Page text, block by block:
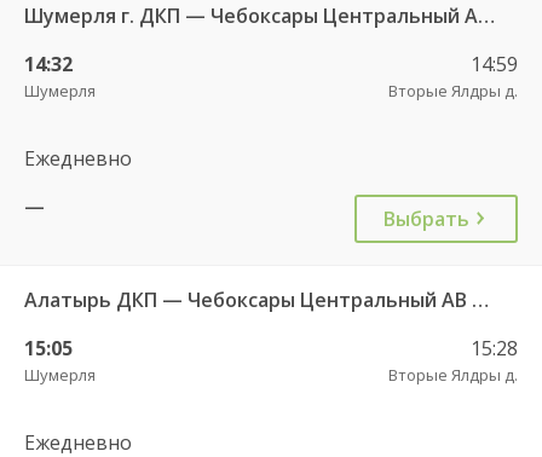
Шумерля г. ДКП — Чебоксары Центральный АВ 532
14:32
Шумерля
14:59
Вторые Ялдры д.
Ежедневно
—
Выбрать
Алатырь ДКП — Чебоксары Центральный АВ 535
15:05
Шумерля
15:28
Вторые Ялдры д.
Ежедневно